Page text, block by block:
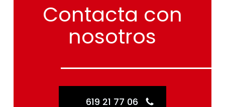
Contacta con
nosotros
619 21 77 06